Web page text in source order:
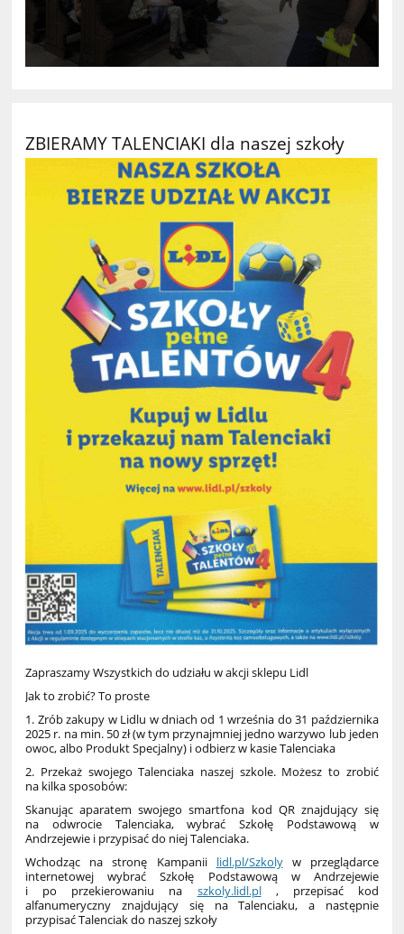
ZBIERAMY TALENCIAKI dla naszej szkoły
Zapraszamy Wszystkich do udziału w akcji sklepu Lidl
Jak to zrobić? To proste
1. Zrób zakupy w Lidlu w dniach od 1 września do 31 października
2025 r. na min. 50 zł (w tym przynajmniej jedno warzywo lub jeden
owoc, albo Produkt Specjalny) i odbierz w kasie Talenciaka
2. Przekaż swojego Talenciaka naszej szkole. Możesz to zrobić
na kilka sposobów:
Skanując aparatem swojego smartfona kod QR znajdujący się
na odwrocie Talenciaka, wybrać Szkołę Podstawową w
Andrzejewie i przypisać do niej Talenciaka.
Wchodząc na stronę Kampanii lidl.pl/Szkolyw przeglądarce
internetowej wybrać Szkołę Podstawową w Andrzejewie
i po przekierowaniu na szkoly.lidl.pl, przepisać kod
alfanumeryczny znajdujący się na Talenciaku, a następnie
przypisać Talenciak do naszej szkoły